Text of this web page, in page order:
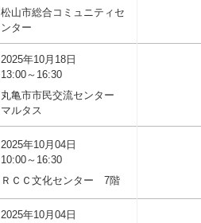
松山市総合コミュニティセ
ンター
2025年10月18日
13:00～16:30
丸亀市市民交流センター
マルタス
2025年10月04日
10:00～16:30
ＲＣＣ文化センター 7階
2025年10月04日